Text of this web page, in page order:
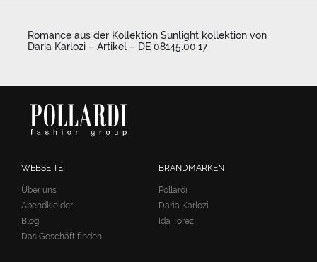
Romance aus der Kollektion Sunlight kollektion von
Daria Karlozi – Artikel – DE 08145.00.17
WEBSEITE
Über uns
Abendkleider
Blog
Das Geschäft finden
BRANDMARKEN
Pollardi
Daria Karlozi
Ida Torez